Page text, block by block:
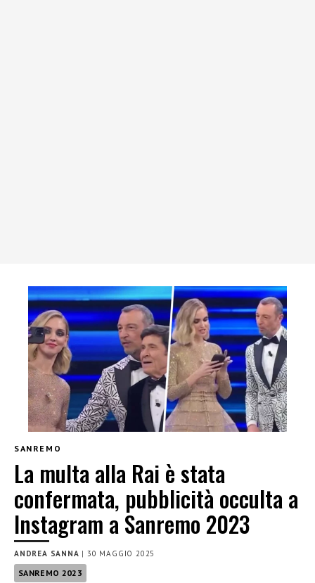
SANREMO
La multa alla Rai è stata
confermata, pubblicità occulta a
Instagram a Sanremo 2023
ANDREA SANNA |30 MAGGIO 2025
SANREMO 2023